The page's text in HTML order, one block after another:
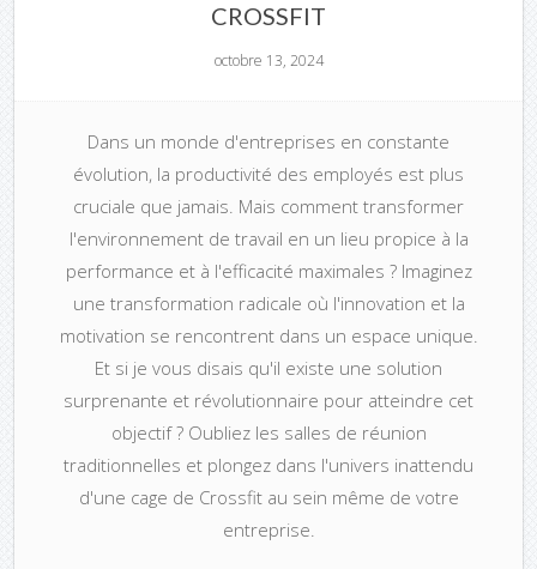
CROSSFIT
octobre 13, 2024
Dans un monde d'entreprises en constante
évolution, la productivité des employés est plus
cruciale que jamais. Mais comment transformer
l'environnement de travail en un lieu propice à la
performance et à l'efficacité maximales ? Imaginez
une transformation radicale où l'innovation et la
motivation se rencontrent dans un espace unique.
Et si je vous disais qu'il existe une solution
surprenante et révolutionnaire pour atteindre cet
objectif ? Oubliez les salles de réunion
traditionnelles et plongez dans l'univers inattendu
d'une cage de Crossfit au sein même de votre
entreprise.